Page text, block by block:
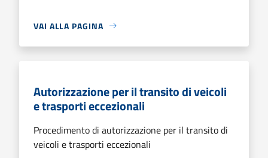
VAI ALLA PAGINA
Autorizzazione per il transito di veicoli
e trasporti eccezionali
Procedimento di autorizzazione per il transito di
veicoli e trasporti eccezionali